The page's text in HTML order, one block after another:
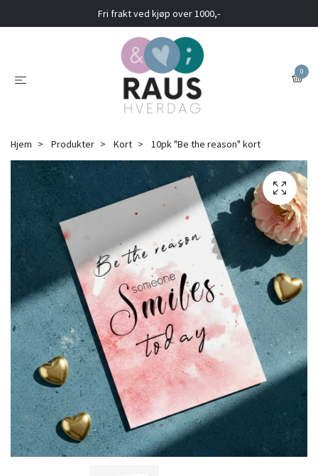
Fri frakt ved kjøp over 1000,-
0
Hjem Produkter Kort 10pk "Be the reason" kort